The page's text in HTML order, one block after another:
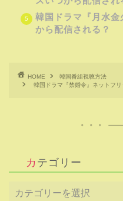
韓国ドラマ『月水
から配信される？
HOME
韓国番組視聴方法
韓国ドラマ『禁婚令』ネットフ
カテゴリー